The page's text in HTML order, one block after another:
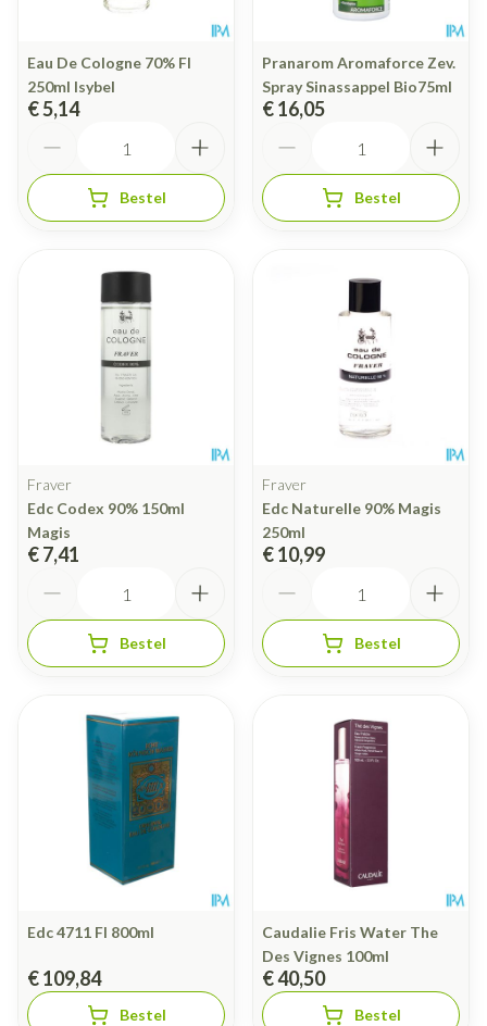
Eau De Cologne 70% Fl
250ml Isybel
€ 5,14
Bestel
Pranarom Aromaforce Zev.
Spray Sinassappel Bio75ml
€ 16,05
Bestel
Fraver
Edc Codex 90% 150ml
Magis
€ 7,41
Bestel
Fraver
Edc Naturelle 90% Magis
250ml
€ 10,99
Bestel
Edc 4711 Fl 800ml
€ 109,84
Bestel
Caudalie Fris Water The
Des Vignes 100ml
€ 40,50
Bestel